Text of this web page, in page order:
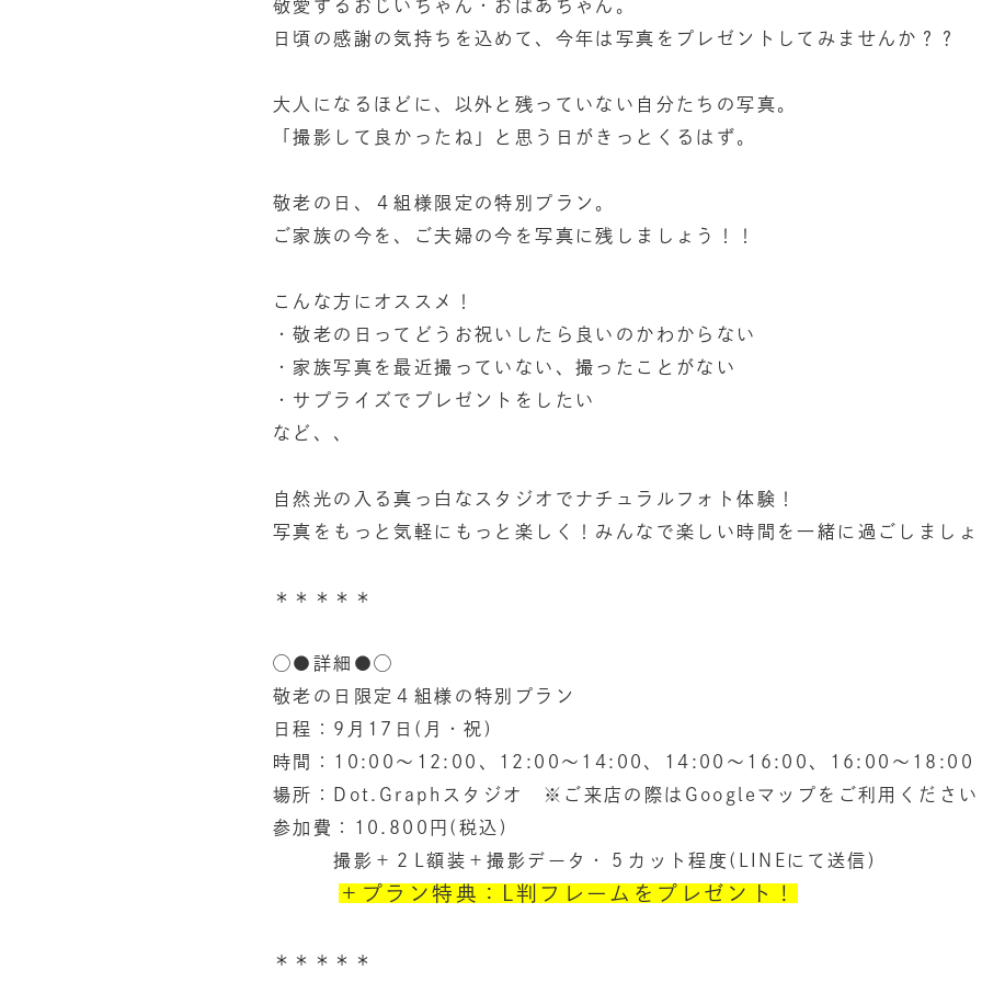
敬愛するおじいちゃん・おばあちゃん。
日頃の感謝の気持ちを込めて、今年は写真をプレゼントしてみませんか？？
大人になるほどに、以外と残っていない自分たちの写真。
「撮影して良かったね」と思う日がきっとくるはず。
敬老の日、４組様限定の特別プラン。
ご家族の今を、ご夫婦の今を写真に残しましょう！！
こんな方にオススメ！
・敬老の日ってどうお祝いしたら良いのかわからない
・家族写真を最近撮っていない、撮ったことがない
・サプライズでプレゼントをしたい
など、、
自然光の入る真っ白なスタジオでナチュラルフォト体験！
写真をもっと気軽にもっと楽しく！みんなで楽しい時間を一緒に過ごしまし
＊＊＊＊＊
◯●詳細●◯
敬老の日限定４組様の特別プラン
日程：9月17日(月・祝)
時間：10:00〜12:00、12:00〜14:00、14:00〜16:00、16:00〜18:00
場所：Dot.Graphスタジオ ※ご来店の際はGoogleマップをご利用ください
参加費：10.800円(税込)
撮影＋２L額装＋撮影データ・５カット程度(LINEにて送信)
＋ プラン特典：L判フレームをプレゼント！
＊＊＊＊＊